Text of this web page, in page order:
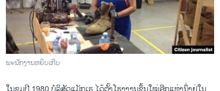
ພະນັກງານຫຍິບເກີບ